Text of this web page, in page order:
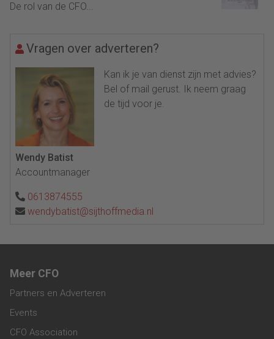
De rol van de CFO...
Vragen over adverteren?
Kan ik je van dienst zijn met advies?
Bel of mail gerust. Ik neem graag
de tijd voor je.
Wendy Batist
Accountmanager
0613874555
wendybatist@sijthoffmedia.nl
Meer CFO
Partners en Adverteren
Events
CFO Association